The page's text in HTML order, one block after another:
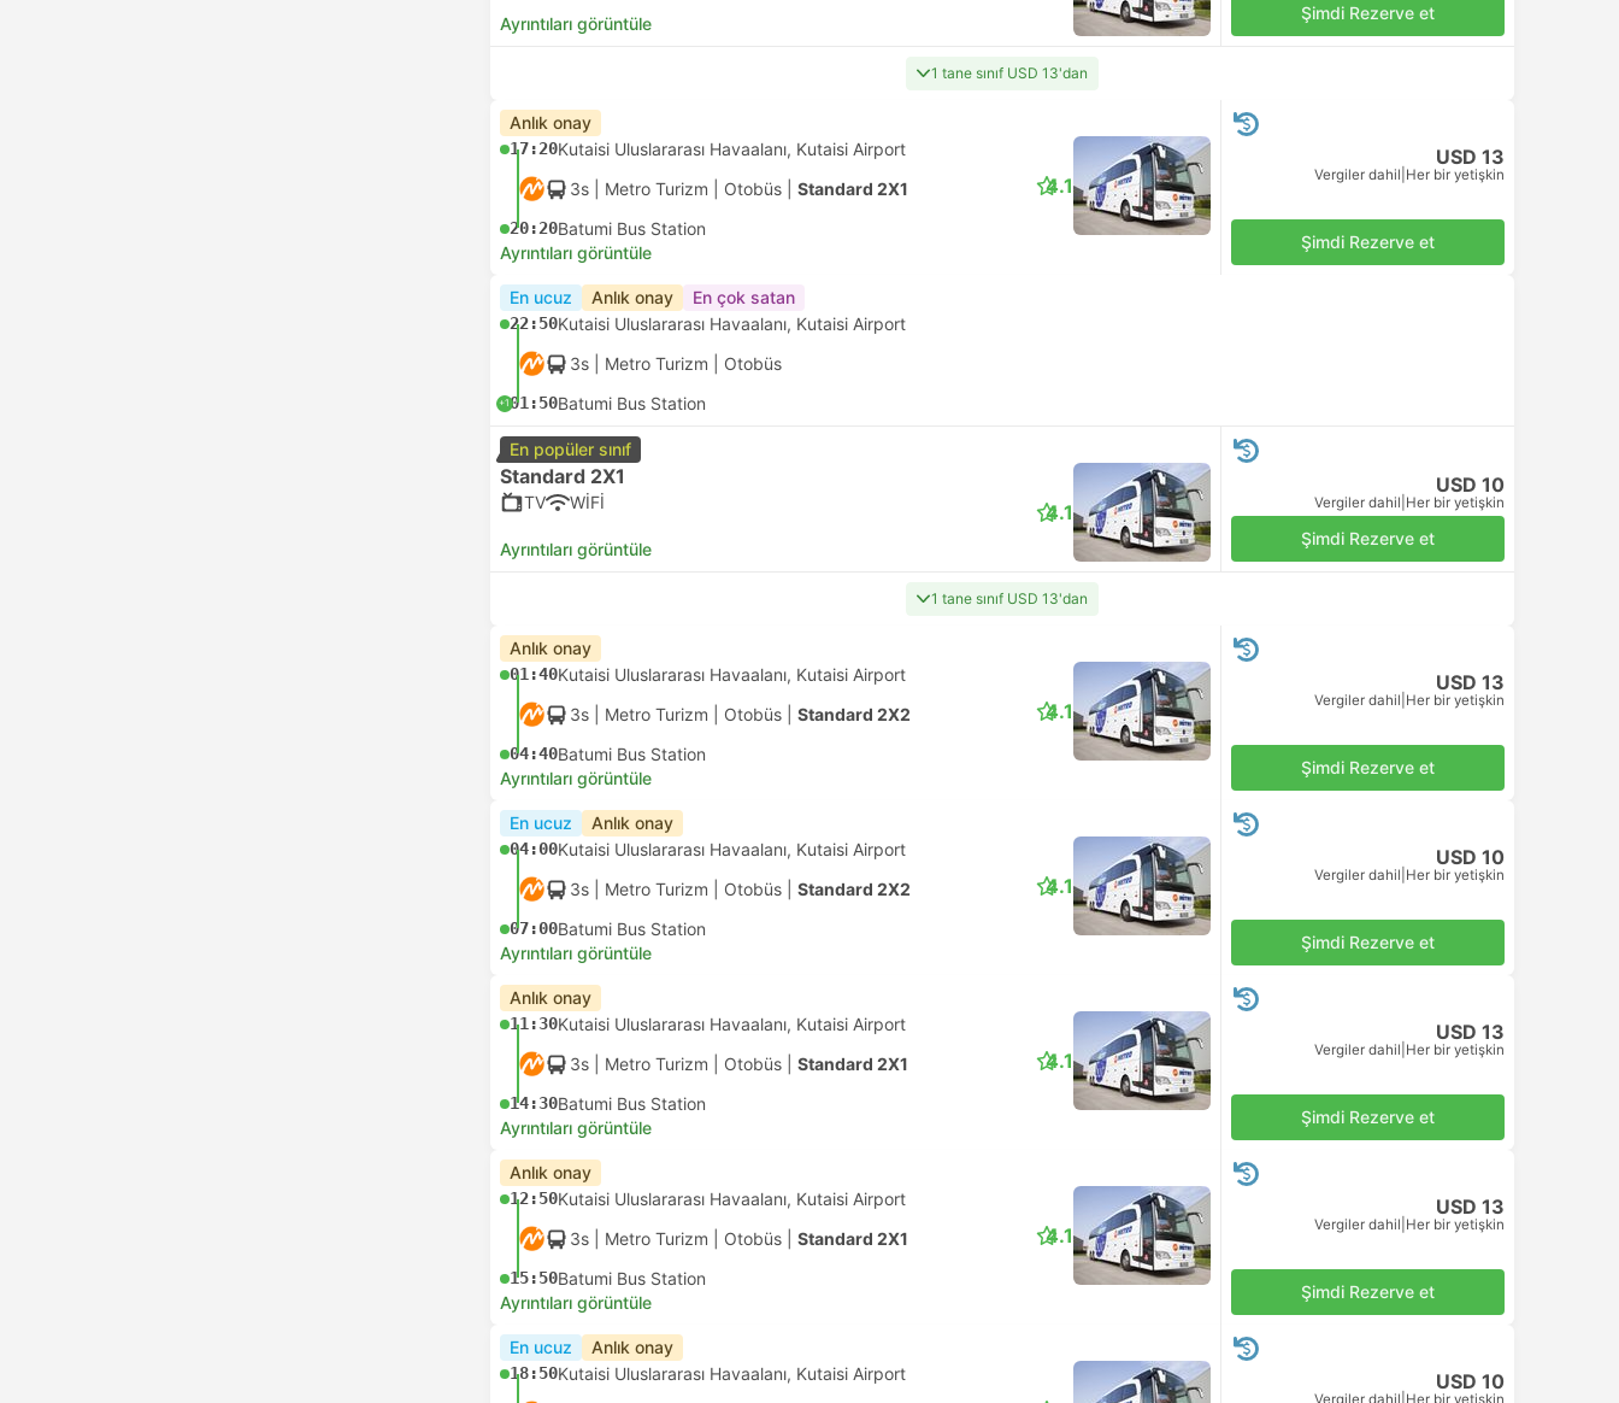
Ayrıntıları görüntüle
Şimdi Rezerve et
1 tane sınıf USD 13'dan
Anlık onay
17:20Kutaisi Uluslararası Havaalanı, Kutaisi Airport
3s | Metro Turizm Otobüs Standard 2X1
20:20Batumi Bus Station
4.1
Ayrıntıları görüntüle
USD 13
Vergiler dahil Her bir yetişkin
Şimdi Rezerve et
En ucuz Anlık onay En çok satan
22:50Kutaisi Uluslararası Havaalanı, Kutaisi Airport
3s | Metro Turizm Otobüs
+101:50Batumi Bus Station
En popüler sınıf
Standard 2X1
TV WİFİ
Ayrıntıları görüntüle
4.1
USD 10
Vergiler dahil Her bir yetişkin
Şimdi Rezerve et
1 tane sınıf USD 13'dan
Anlık onay
01:40Kutaisi Uluslararası Havaalanı, Kutaisi Airport
3s | Metro Turizm Otobüs Standard 2X2
04:40Batumi Bus Station
4.1
Ayrıntıları görüntüle
USD 13
Vergiler dahil Her bir yetişkin
Şimdi Rezerve et
En ucuz Anlık onay
04:00Kutaisi Uluslararası Havaalanı, Kutaisi Airport
3s | Metro Turizm Otobüs Standard 2X2
07:00Batumi Bus Station
4.1
Ayrıntıları görüntüle
USD 10
Vergiler dahil Her bir yetişkin
Şimdi Rezerve et
Anlık onay
11:30Kutaisi Uluslararası Havaalanı, Kutaisi Airport
3s | Metro Turizm Otobüs Standard 2X1
14:30Batumi Bus Station
4.1
Ayrıntıları görüntüle
USD 13
Vergiler dahil Her bir yetişkin
Şimdi Rezerve et
Anlık onay
12:50Kutaisi Uluslararası Havaalanı, Kutaisi Airport
3s | Metro Turizm Otobüs Standard 2X1
15:50Batumi Bus Station
4.1
Ayrıntıları görüntüle
USD 13
Vergiler dahil Her bir yetişkin
Şimdi Rezerve et
En ucuz Anlık onay
18:50Kutaisi Uluslararası Havaalanı, Kutaisi Airport USD 10
Vergiler dahil Her bir yetişkin